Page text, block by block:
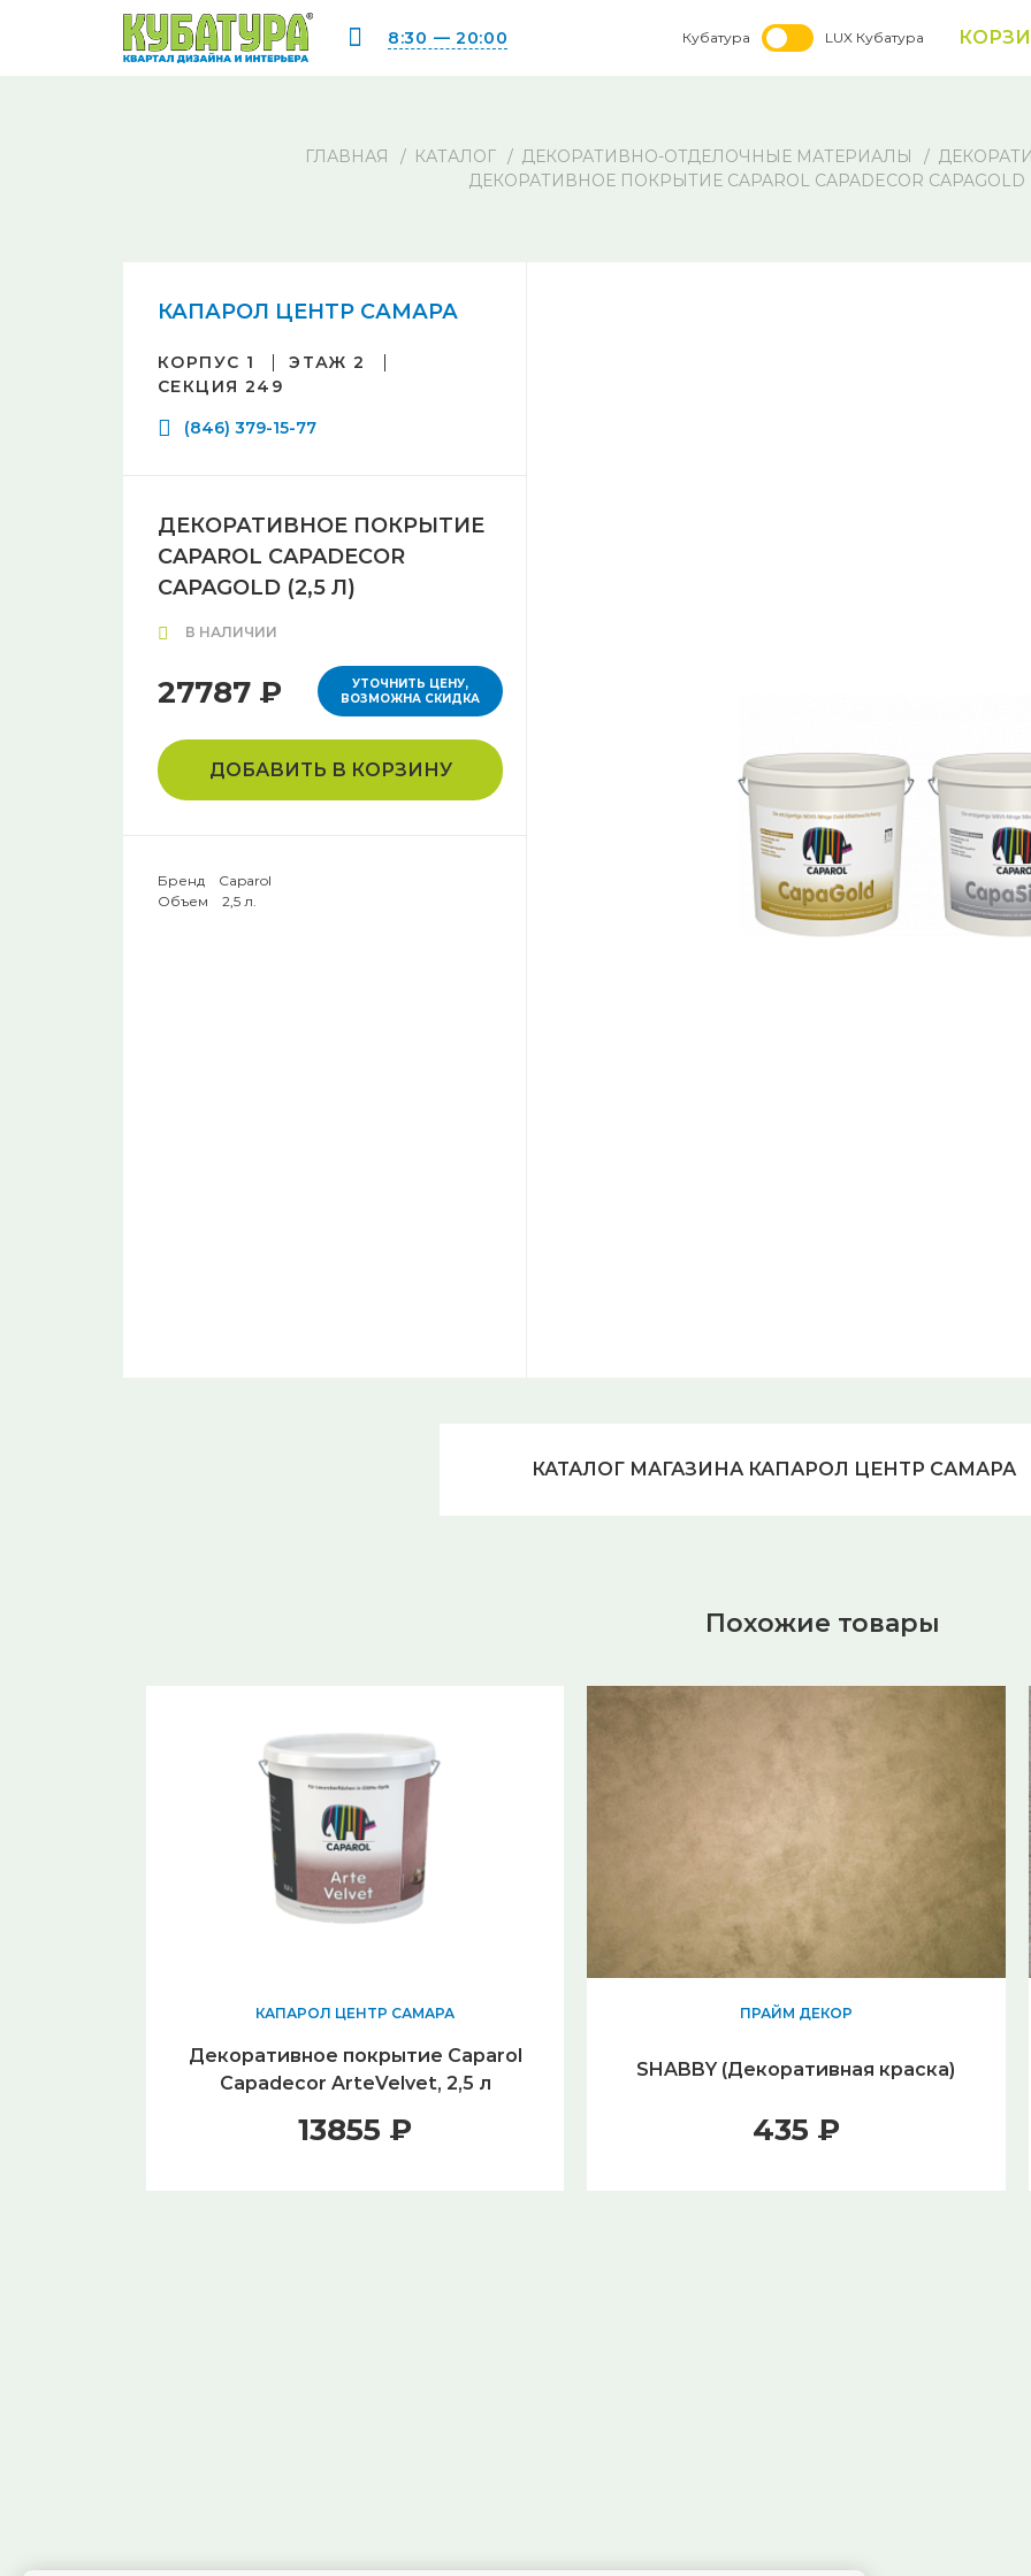
8:30 — 20:00 Кубатура LUX Кубатура
ГЛАВНАЯ КАТАЛОГ ДЕКОРАТИВНО-ОТДЕЛОЧНЫЕ МАТЕРИАЛЫ
ДЕКОРАТИВНОЕ ПОКРЫТИЕ CAPAROL CAPADECOR CAPAGOLD
КАПАРОЛ ЦЕНТР САМАРА
КОРПУС 1
ЭТАЖ 2
СЕКЦИЯ 249
(846) 379-15-77
ДЕКОРАТИВНОЕ ПОКРЫТИЕ
CAPAROL CAPADECOR
CAPAGOLD (2,5 Л)
В НАЛИЧИИ
27787 ₽
УТОЧНИТЬ ЦЕНУ,
ВОЗМОЖНА СКИДКА
ДОБАВИТЬ В КОРЗИНУ
Бренд Caparol
Объем 2,5 л.
КАТАЛОГ МАГАЗИНА КАПАРОЛ ЦЕНТР САМАРА
Похожие товары
КАПАРОЛ ЦЕНТР САМАРА
Декоративное покрытие Caparol
Capadecor ArteVelvet, 2,5 л
13855 ₽
ПРАЙМ ДЕКОР
SHABBY (Декоративная краска)
435 ₽